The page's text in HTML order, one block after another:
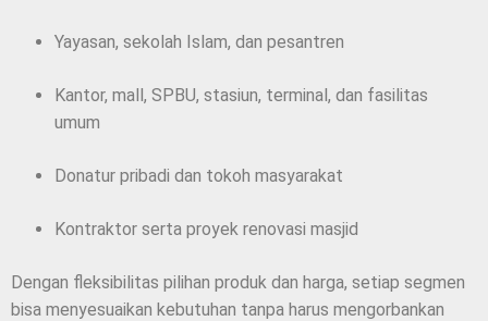
Yayasan, sekolah Islam, dan pesantren
Kantor, mall, SPBU, stasiun, terminal, dan fasilitas
umum
Donatur pribadi dan tokoh masyarakat
Kontraktor serta proyek renovasi masjid
Dengan fleksibilitas pilihan produk dan harga, setiap segmen
bisa menyesuaikan kebutuhan tanpa harus mengorbankan